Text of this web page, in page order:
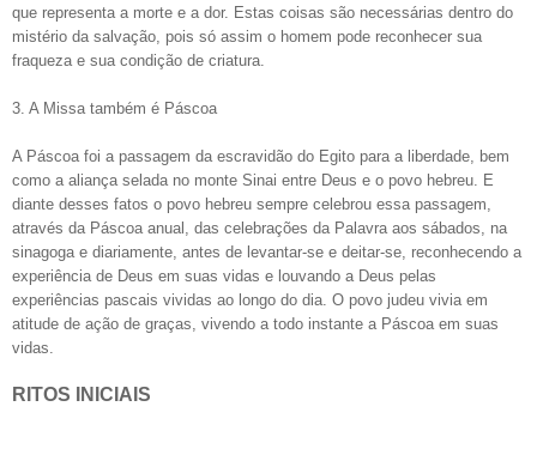
que representa a morte e a dor. Estas coisas são necessárias dentro do
mistério da salvação, pois só assim o homem pode reconhecer sua
fraqueza e sua condição de criatura.
3. A Missa também é Páscoa
A Páscoa foi a passagem da escravidão do Egito para a liberdade, bem
como a aliança selada no monte Sinai entre Deus e o povo hebreu. E
diante desses fatos o povo hebreu sempre celebrou essa passagem,
através da Páscoa anual, das celebrações da Palavra aos sábados, na
sinagoga e diariamente, antes de levantar-se e deitar-se, reconhecendo a
experiência de Deus em suas vidas e louvando a Deus pelas
experiências pascais vividas ao longo do dia. O povo judeu vivia em
atitude de ação de graças, vivendo a todo instante a Páscoa em suas
vidas.
RITOS INICIAIS